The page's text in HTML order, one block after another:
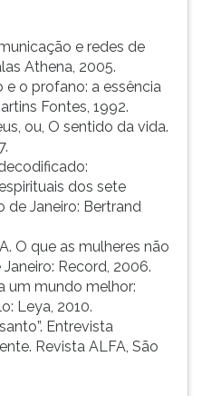
e redes de
Athena, 2005.
e o profano: a essência
Fontes, 1992.
ou, O sentido da vida.
dos sete
de Janeiro: Bertrand
O que as mulheres não
Record, 2006.
um mundo melhor:
Leya, 2010.
Entrevista
Revista ALFA, São